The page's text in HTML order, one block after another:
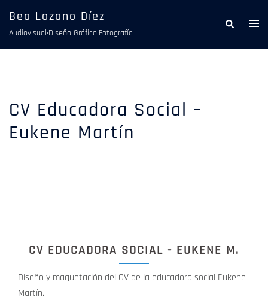
contenido
Bea Lozano Díez
Audiovisual·Diseño Gráfico·Fotografía
Buscar
CV Educadora Social –
Eukene Martín
CV EDUCADORA SOCIAL - EUKENE M.
Diseño y maquetación del CV de la educadora social Eukene
Martín.